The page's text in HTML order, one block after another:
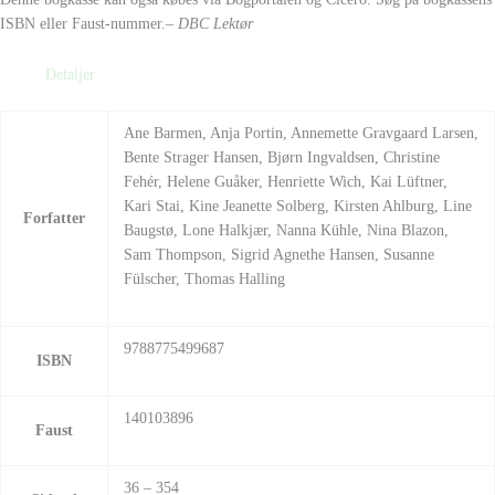
ISBN eller Faust-nummer.– DBC Lektør
Detaljer
Forfatter
Ane Barmen, Anja Portin, Annemette Gravgaard Larsen,
Bente Strager Hansen, Bjørn Ingvaldsen, Christine
Fehér, Helene Guåker, Henriette Wich, Kai Lüftner,
Kari Stai, Kine Jeanette Solberg, Kirsten Ahlburg, Line
Baugstø, Lone Halkjær, Nanna Kühle, Nina Blazon,
Sam Thompson, Sigrid Agnethe Hansen, Susanne
Fülscher, Thomas Halling
ISBN
9788775499687
Faust
140103896
36 – 354